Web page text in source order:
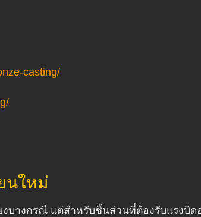
casting/
นใหม่
บางกรณี แต่สำหรับชิ้นส่วนที่ต้องรับแรงบิด